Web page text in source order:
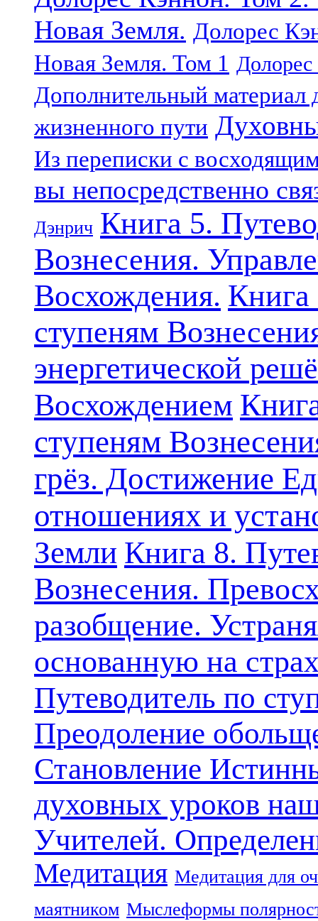
Новая Земля. Долорес
Новая Земля. Том 1
Дополнительный материал
жизненного пути
Из переписки с
вы непосредственно
Дэнрич Книга 5.
Вознесения.
Восхождения. Книга
ступеням
энергетической
Восхождением
ступеням
грёз. Достижение
отношениях и
Земли Книга 8.
Вознесения.
разобщение.
основанную на
Путеводитель по
Преодоление
Становление
духовных уроков
Учителей.
Медитация Медитация для
маятником Мыслеформы